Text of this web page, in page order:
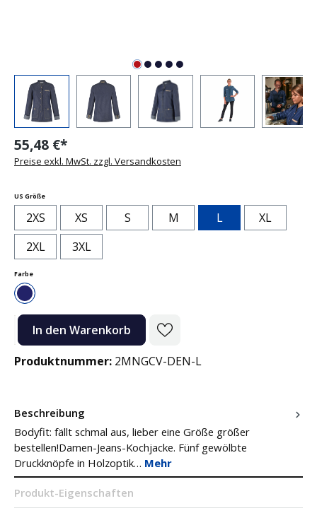
55,48 €*
Preise exkl. MwSt. zzgl. Versandkosten
US Größeauswählen
2XS XS S M L
XL
2XL
3XL
Farbeauswählen
Denim Blue
Produkt Anzahl: Gib den gewünschten Wert ein oder benutze die
In den Warenkorb
Produktnummer: 2MNGCV-DEN-L
Beschreibung
Bodyfit: fällt schmal aus, lieber eine Größe größer
bestellen!Damen-Jeans-Kochjacke. Fünf gewölbte
Druckknöpfe in Holzoptik… Mehr
Produkt-Eigenschaften